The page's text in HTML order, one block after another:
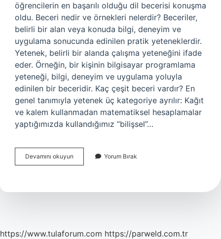
öğrencilerin en başarılı olduğu dil becerisi konuşma
oldu. Beceri nedir ve örnekleri nelerdir? Beceriler,
belirli bir alan veya konuda bilgi, deneyim ve
uygulama sonucunda edinilen pratik yeteneklerdir.
Yetenek, belirli bir alanda çalışma yeteneğini ifade
eder. Örneğin, bir kişinin bilgisayar programlama
yeteneği, bilgi, deneyim ve uygulama yoluyla
edinilen bir beceridir. Kaç çeşit beceri vardır? En
genel tanımıyla yetenek üç kategoriye ayrılır: Kağıt
ve kalem kullanmadan matematiksel hesaplamalar
yaptığımızda kullandığımız “bilişsel”…
Devamını okuyun
Özellikleri
Yorum Bırak
https://www.tulaforum.com https://parweld.com.tr